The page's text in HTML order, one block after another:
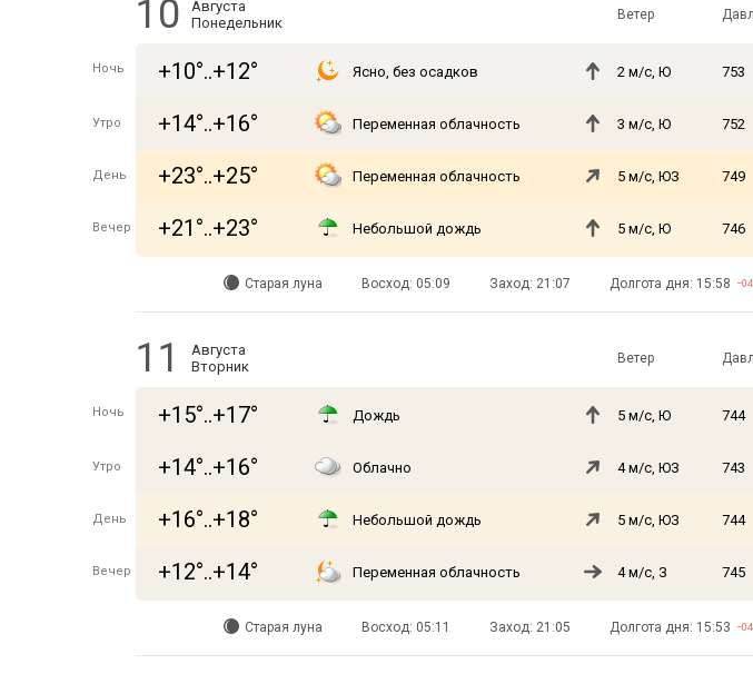
10
Августа
Понедельник
Ветер
Ночь +10°..+12° Ясно, без осадков 2 м/с, Ю 753
Утро +14°..+16° Переменная облачность 3 м/с, Ю 752
День +23°..+25° Переменная облачность 5 м/с, ЮЗ 749
Вечер +21°..+23° Небольшой дождь 5 м/с, Ю 746
Старая луна Восход: 05:09 Заход: 21:07 Долгота дня: 15:58
11
Августа
Вторник
Ветер
Ночь +15°..+17° Дождь 5 м/с, Ю 744
Утро +14°..+16° Облачно 4 м/с, ЮЗ 743
День +16°..+18° Небольшой дождь 5 м/с, ЮЗ 744
Вечер +12°..+14° Переменная облачность 4 м/с, З 745
Старая луна Восход: 05:11 Заход: 21:05 Долгота дня: 15:53